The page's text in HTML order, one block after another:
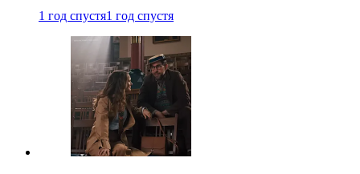
1 год спустя1 год спустя